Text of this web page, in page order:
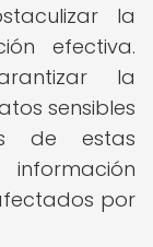
la
efectiva.
la
sensibles
de estas
por